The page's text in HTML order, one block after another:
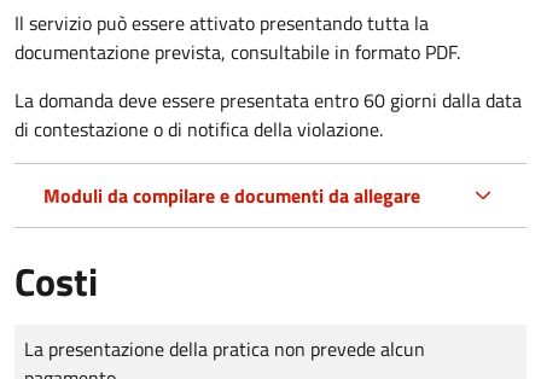
Il servizio può essere attivato presentando tutta la
documentazione prevista, consultabile in formato PDF.
La domanda deve essere presentata entro 60 giorni dalla data
di contestazione o di notifica della violazione.
Moduli da compilare e documenti da allegare
Costi
Tipo di pagamento
Importo
La presentazione della pratica non prevede alcun